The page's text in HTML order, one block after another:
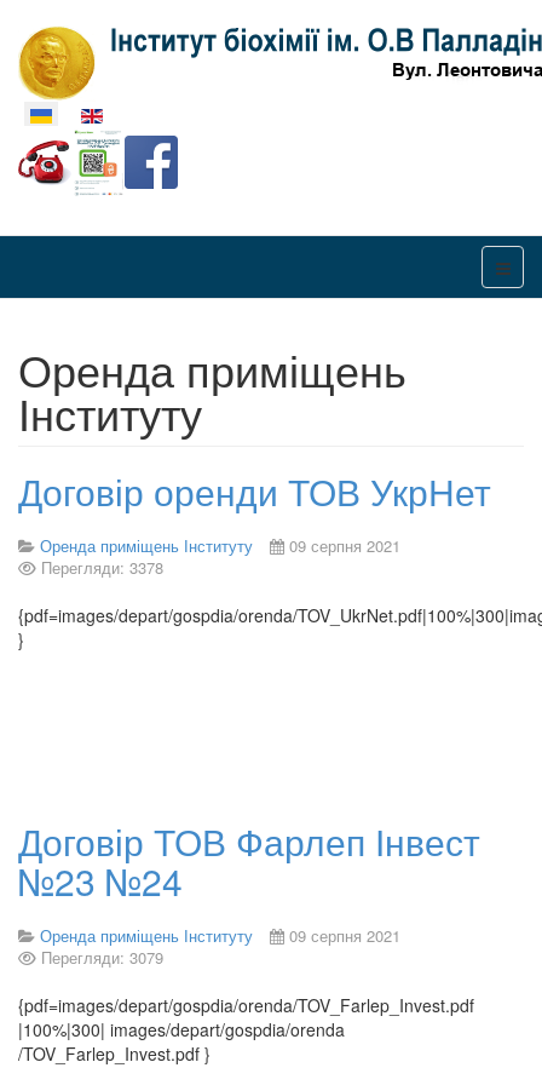
Оберіть свою мову
Оренда приміщень
Інституту
Договір оренди ТОВ УкрНет
Оренда приміщень Інституту
09 серпня 2021
Перегляди: 3378
{pdf=images/depart/gospdia/orenda/
}
Договір ТОВ Фарлеп Інвест
№23 №24
Оренда приміщень Інституту
09 серпня 2021
Перегляди: 3079
{pdf=images/depart/gospdia/orenda/TOV_Farlep_Invest.pdf
|100%|300| images/depart/gospdia/orenda
/TOV_Farlep_Invest.pdf }